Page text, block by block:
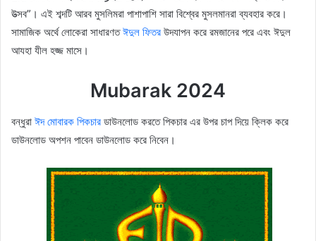
উত্সব”। এই শব্দটি আরব মুসলিমরা পাশাপাশি সারা বিশ্বের মুসলমানরা ব্যবহার করে।
সামাজিক অর্থে লোকেরা সাধারণতঈদুল ফিতর উদযাপন করে রমজানের পরে এবং ঈদুল
আযহা যীল হজ্জ মাসে।
Mubarak 2024
বন্ধুরা ঈদ মোবারক পিকচার ডাউনলোড করতে পিকচার এর উপর চাপ দিয়ে ক্লিক করে
ডাউনলোড অপশন পাবেন ডাউনলোড করে নিবেন।